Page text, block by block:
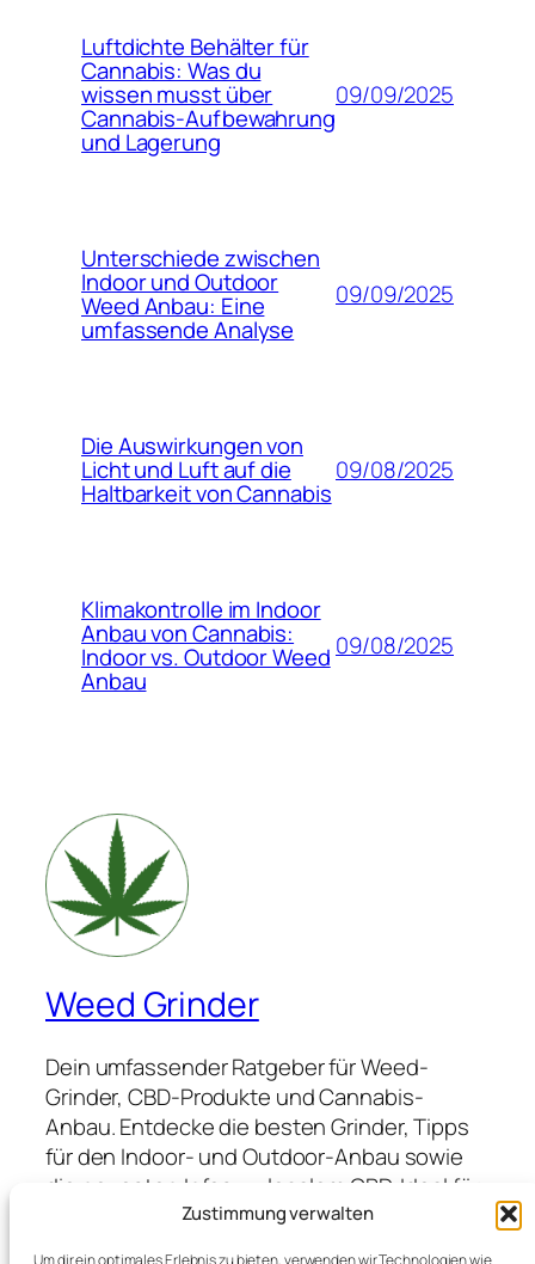
Zustimmung verwalten
Um dir ein optimales Erlebnis zu bieten, verwenden wir Technologien wie
Luftdichte Behälter für
Cannabis: Was du
wissen musst über
Cannabis-Aufbewahrung
und Lagerung
09/09/2025
Unterschiede zwischen
Indoor und Outdoor
Weed Anbau: Eine
umfassende Analyse
09/09/2025
Die Auswirkungen von
Licht und Luft auf die
Haltbarkeit von Cannabis
09/08/2025
Klimakontrolle im Indoor
Anbau von Cannabis:
Indoor vs. Outdoor Weed
Anbau
09/08/2025
Weed Grinder
Dein umfassender Ratgeber für Weed-
Grinder, CBD-Produkte und Cannabis-
Anbau. Entdecke die besten Grinder, Tipps
für den Indoor- und Outdoor-Anbau sowie
die neuesten Infos zu legalem CBD. Ideal für
Anfänger und Profis, die hochwertige